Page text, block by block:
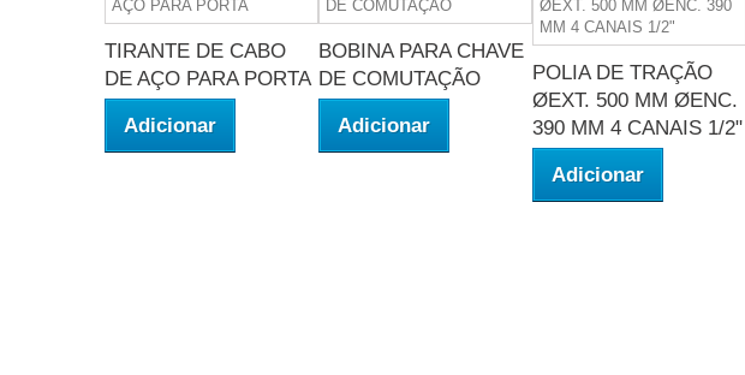
TIRANTE DE CABO
DE AÇO PARA PORTA
Adicionar
BOBINA PARA CHAVE
DE COMUTAÇÃO
Adicionar
POLIA DE TRAÇÃO
ØEXT. 500 MM ØENC.
390 MM 4 CANAIS 1/2"
Adicionar